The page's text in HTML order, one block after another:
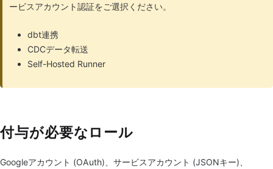
ービスアカウント認証をご選択ください。
dbt連携
CDCデータ転送
Self-Hosted Runner
付与が必要なロール
Googleアカウント (OAuth)、サービスアカウント (JSONキー)、